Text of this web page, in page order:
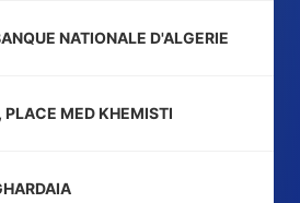
NATIONALE D'ALGERIE
PLACE MED KHEMISTI